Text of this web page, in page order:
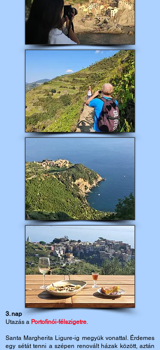
3. nap
Utazás a Portofinói-félszigetre.
Santa Margherita Ligure-ig megyük vonattal. Érdemes
egy sétát tenni a szépen renovált házak között, aztán